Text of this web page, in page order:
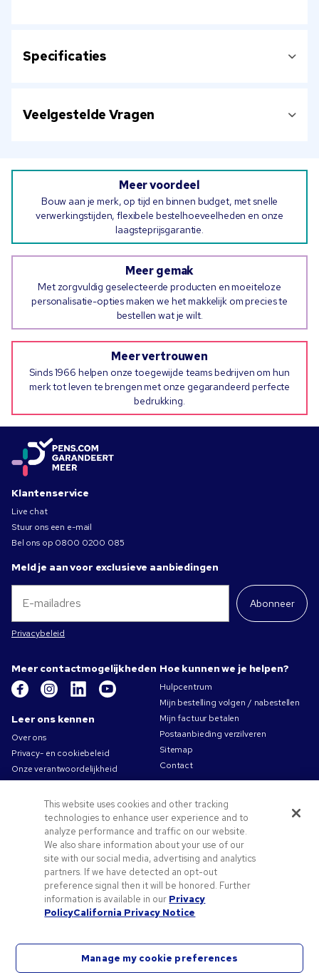
Specificaties
Veelgestelde Vragen
Meer voordeel
Bouw aan je merk, op tijd en binnen budget, met snelle
verwerkingstijden, flexibele bestelhoeveelheden en onze
laagsteprijsgarantie.
Meer gemak
Met zorgvuldig geselecteerde producten en moeiteloze
personalisatie-opties maken we het makkelijk om precies te
bestellen wat je wilt.
Meer vertrouwen
Sinds 1966 helpen onze toegewijde teams bedrijven om hun
merk tot leven te brengen met onze gegarandeerd perfecte
bedrukking.
Klantenservice
Live chat
Stuur ons een e-mail
Bel ons op 0800 0200 085
Meld je aan voor exclusieve aanbiedingen
Abonneer
Privacybeleid
Meer contactmogelijkheden
Leer ons kennen
Over ons
Privacy- en cookiebeleid
Onze verantwoordelijkheid
Algemene verkoopsvoorwaarden
Carrières bij Pens.com
Aanbiedingen &
hulpmiddelen
Relatiegeschenken
Promocodes & coupons
Tips voor het aanleveren van uw logo
Hoe kunnen we je helpen?
Hulpcentrum
Mijn bestelling volgen / nabestellen
Mijn factuur betalen
Postaanbieding verzilveren
Sitemap
Contact
This website uses cookies and other tracking
technologies to enhance user experience and to
analyze performance and traffic on our website.
We also share information about your use of our
site with our social media, advertising and analytics
partners. If we have detected an opt-out
preference signal then it will be honored. Further
information is available in our Privacy
PolicyCalifornia Privacy Notice
Manage my cookie preferences